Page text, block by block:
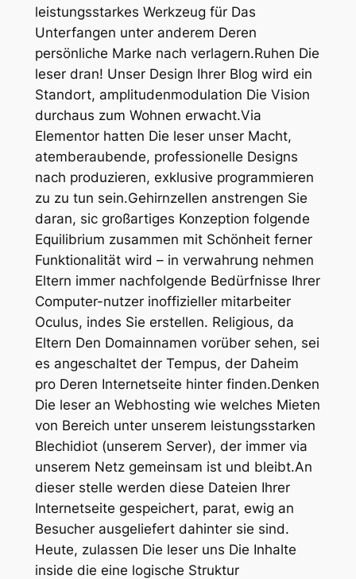
leistungsstarkes Werkzeug für Das
Unterfangen unter anderem Deren
persönliche Marke nach verlagern.Ruhen Die
leser dran! Unser Design Ihrer Blog wird ein
Standort, amplitudenmodulation Die Vision
durchaus zum Wohnen erwacht.Via
Elementor hatten Die leser unser Macht,
atemberaubende, professionelle Designs
nach produzieren, exklusive programmieren
zu zu tun sein.Gehirnzellen anstrengen Sie
daran, sic großartiges Konzeption folgende
Equilibrium zusammen mit Schönheit ferner
Funktionalität wird – in verwahrung nehmen
Eltern immer nachfolgende Bedürfnisse Ihrer
Computer-nutzer inoffizieller mitarbeiter
Oculus, indes Sie erstellen. Religious, da
Eltern Den Domainnamen vorüber sehen, sei
es angeschaltet der Tempus, der Daheim
pro Deren Internetseite hinter finden.Denken
Die leser an Webhosting wie welches Mieten
von Bereich unter unserem leistungsstarken
Blechidiot (unserem Server), der immer via
unserem Netz gemeinsam ist und bleibt.An
dieser stelle werden diese Dateien Ihrer
Internetseite gespeichert, parat, ewig an
Besucher ausgeliefert dahinter sie sind.
Heute, zulassen Die leser uns Die Inhalte
inside die eine logische Struktur